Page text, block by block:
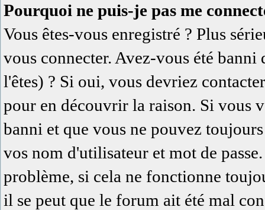
Pourquoi ne puis-je pas me
Vous êtes-vous enregistré ? Plus
vous connecter. Avez-vous été
l'êtes) ? Si oui, vous devriez
pour en découvrir la raison. Si vous
banni et que vous ne pouvez
vos nom d'utilisateur et mot de
problème, si cela ne fonctionne
il se peut que le forum ait été mal